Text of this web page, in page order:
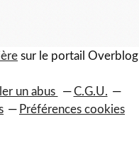
sur le portail Overblog
un abus
C.G.U.
Préférences cookies